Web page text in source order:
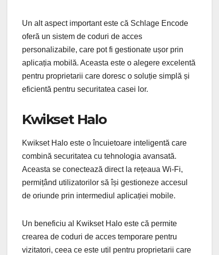
Un alt aspect important este că Schlage Encode
oferă un sistem de coduri de acces
personalizabile, care pot fi gestionate ușor prin
aplicația mobilă. Aceasta este o alegere excelentă
pentru proprietarii care doresc o soluție simplă și
eficientă pentru securitatea casei lor.
Kwikset Halo
Kwikset Halo este o încuietoare inteligentă care
combină securitatea cu tehnologia avansată.
Aceasta se conectează direct la rețeaua Wi-Fi,
permițând utilizatorilor să își gestioneze accesul
de oriunde prin intermediul aplicației mobile.
Un beneficiu al Kwikset Halo este că permite
crearea de coduri de acces temporare pentru
vizitatori, ceea ce este util pentru proprietarii care